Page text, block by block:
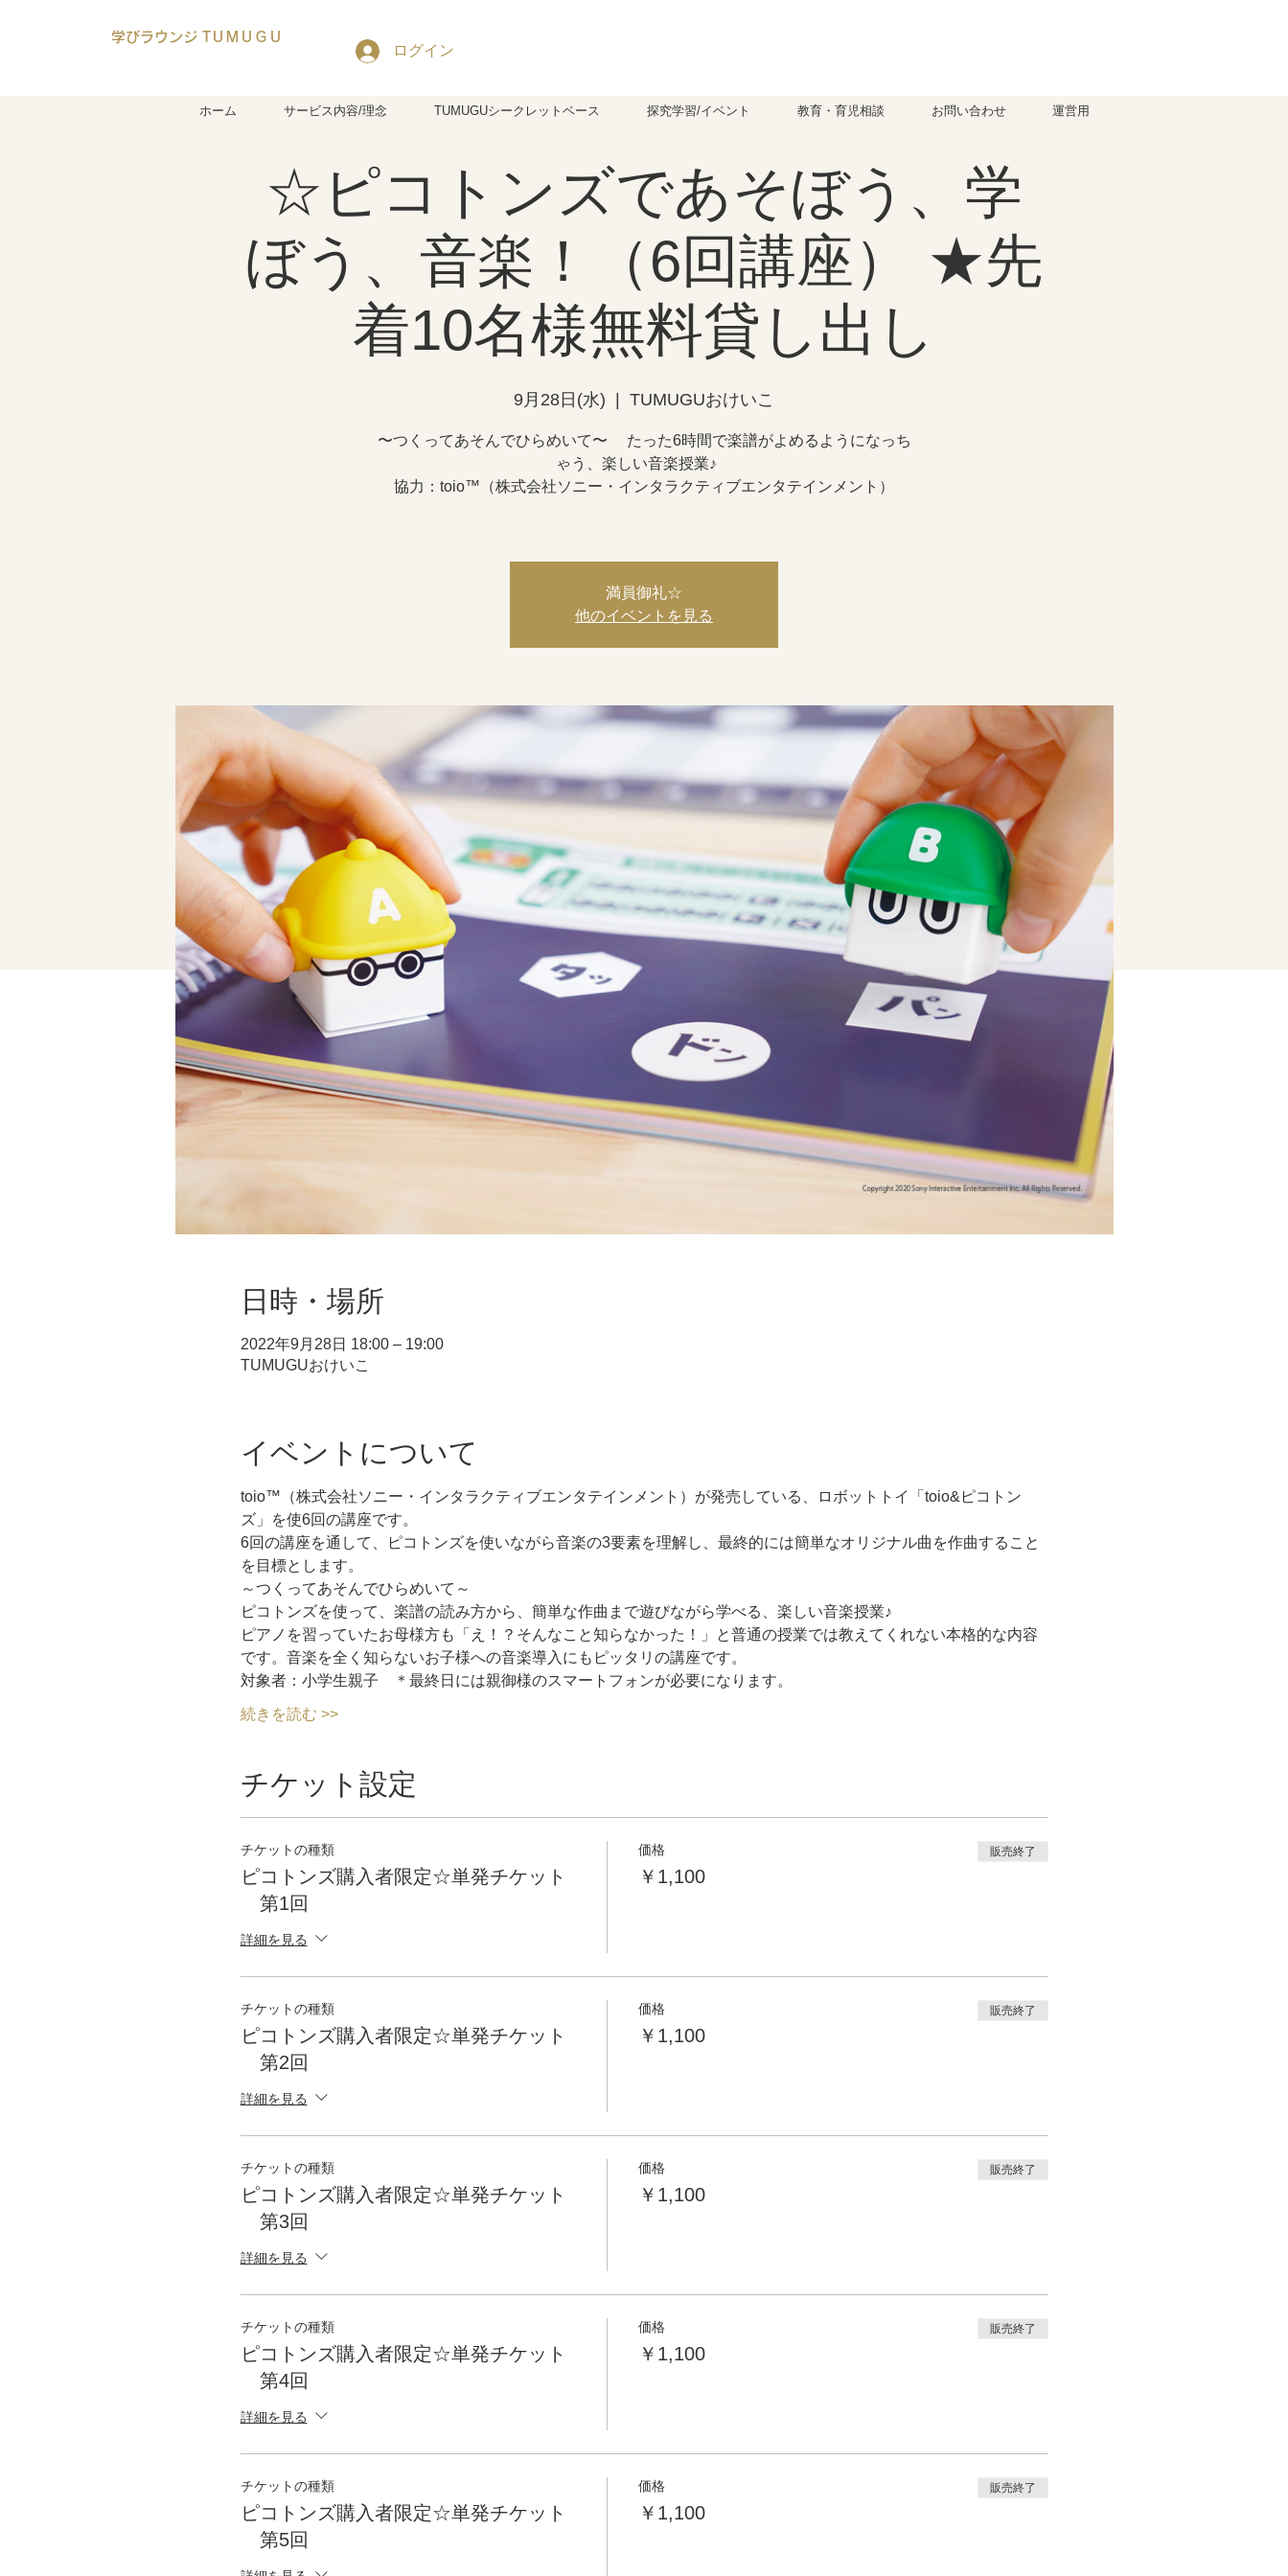
学びラウンジ TＵＭＵＧＵ
ログイン
ホーム サービス内容/理念 TUMUGUシークレットベース 探究学習/イベント 教育・育児相談 お問い合わせ 運営用
☆ピコトンズであそぼう、学
ぼう、音楽！（6回講座） ★先
着10名様無料貸し出し
9月28日(水) TUMUGUおけいこ
〜つくってあそんでひらめいて〜 たった6時間で楽譜がよめるようになっち
ゃう、楽しい音楽授業♪
協力：toio™（株式会社ソニー・インタラクティブエンタテインメント）
満員御礼☆
他のイベントを見る
日時・場所
2022年9月28日 18:00 – 19:00
TUMUGUおけいこ
イベントについて
toio™（株式会社ソニー・インタラクティブエンタテインメント）が発売している、ロボットトイ「toio&ピコトン
ズ」を使6回の講座です。
6回の講座を通して、ピコトンズを使いながら音楽の3要素を理解し、最終的には簡単なオリジナル曲を作曲すること
を目標とします。
～つくってあそんでひらめいて～
ピコトンズを使って、楽譜の読み方から、簡単な作曲まで遊びながら学べる、楽しい音楽授業♪
ピアノを習っていたお母様方も「え！？そんなこと知らなかった！」と普通の授業では教えてくれない本格的な内容
です。音楽を全く知らないお子様への音楽導入にもピッタリの講座です。
対象者：小学生親子　＊最終日には親御様のスマートフォンが必要になります。
続きを読む >>
チケット設定
チケットの種類
ピコトンズ購入者限定☆単発チケット
第1回
詳細を見る
価格
￥1,100
販売終了
チケットの種類
ピコトンズ購入者限定☆単発チケット
第2回
詳細を見る
価格
￥1,100
販売終了
チケットの種類
ピコトンズ購入者限定☆単発チケット
第3回
詳細を見る
価格
￥1,100
販売終了
チケットの種類
ピコトンズ購入者限定☆単発チケット
第4回
詳細を見る
価格
￥1,100
販売終了
チケットの種類
ピコトンズ購入者限定☆単発チケット
第5回
価格
￥1,100
販売終了